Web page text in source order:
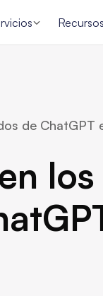
Recursos
de ChatGPT
los